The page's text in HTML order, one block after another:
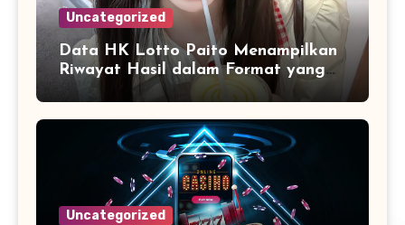
Uncategorized
Data HK Lotto Paito Menampilkan
Riwayat Hasil dalam Format yang
Lebih Terstruktur
Uncategorized